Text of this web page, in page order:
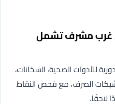
مشرف تشمل
للأدوات الصحية، السخانات،
وشبكات الصرف، مع فحص النقاط
لاحقًا.